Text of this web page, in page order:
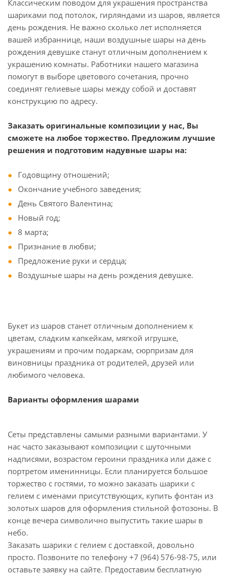
Классическим поводом для украшения пространства
шариками под потолок, гирляндами из шаров, является
день рождения. Не важно сколько лет исполняется
вашей избраннице, наши воздушные шары на день
рождения девушке станут отличным дополнением к
украшению комнаты. Работники нашего магазина
помогут в выборе цветового сочетания, прочно
соединят гелиевые шары между собой и доставят
конструкцию по адресу.
Заказать оригинальные композиции у нас, Вы
сможете на любое торжество. Предложим лучшие
решения и подготовим надувные шары на:
Годовщину отношений;
Окончание учебного заведения;
День Святого Валентина;
Новый год;
8 марта;
Признание в любви;
Предложение руки и сердца;
Воздушные шары на день рождения девушке.
Букет из шаров станет отличным дополнением к
цветам, сладким капкейкам, мягкой игрушке,
украшениям и прочим подаркам, сюрпризам для
виновницы праздника от родителей, друзей или
любимого человека.
Варианты оформления шарами
Сеты представлены самыми разными вариантами. У
нас часто заказывают композиции с шуточными
надписями, возрастом героини праздника или даже с
портретом именинницы. Если планируется большое
торжество с гостями, то можно заказать шарики с
гелием с именами присутствующих, купить фонтан из
золотых шаров для оформления стильной фотозоны. В
конце вечера символично выпустить такие шары в
небо.
Заказать шарики с гелием с доставкой, довольно
просто. Позвоните по телефону +7 (964) 576-98-75, или
оставьте заявку на сайте. Предоставим бесплатную